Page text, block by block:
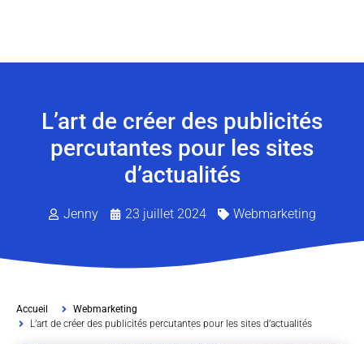
L’art de créer des publicités
percutantes pour les sites
d’actualités
Jenny 23 juillet 2024 Webmarketing
Accueil
Webmarketing
L’art de créer des publicités percutantes pour les sites d’actualités